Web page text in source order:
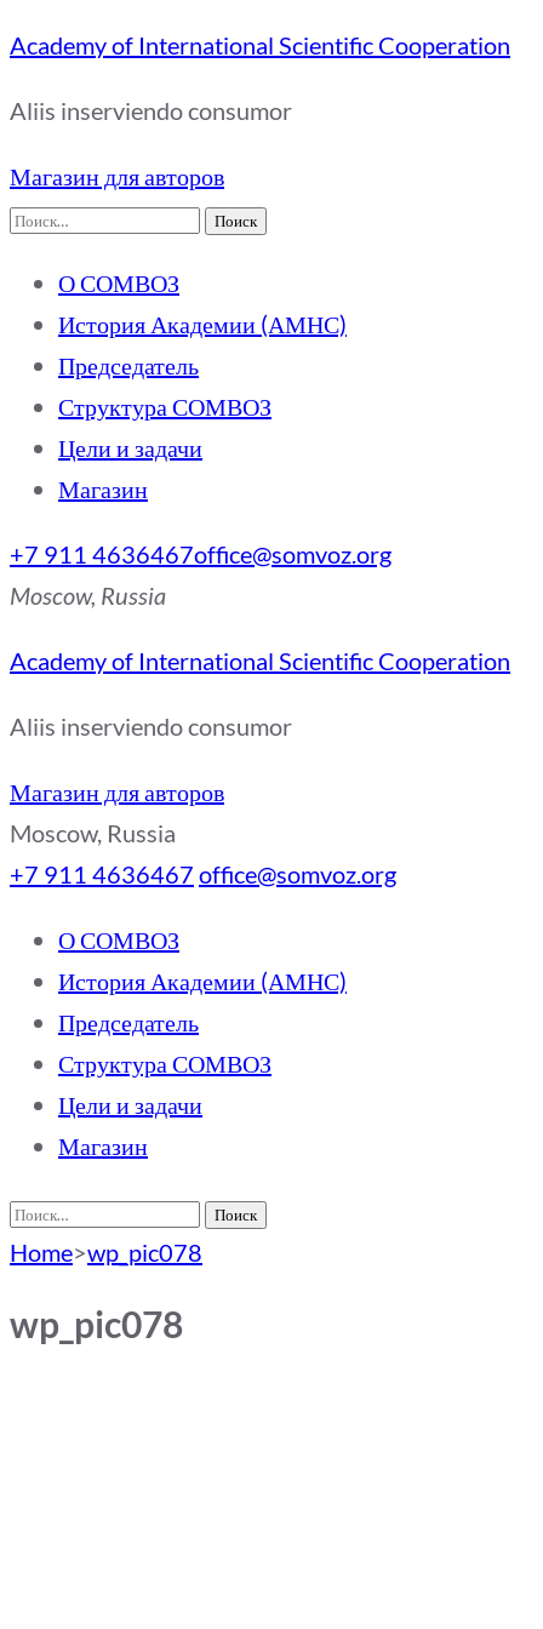
Academy of International Scientific Cooperation
Aliis inserviendo consumor
Магазин для авторов
Найти:
О СОМВОЗ
История Академии (АМНС)
Председатель
Структура СОМВОЗ
Цели и задачи
Магазин
+7 911 4636467office@somvoz.org
Moscow, Russia
Academy of International Scientific Cooperation
Aliis inserviendo consumor
Магазин для авторов
Moscow, Russia
+7 911 4636467 office@somvoz.org
О СОМВОЗ
История Академии (АМНС)
Председатель
Структура СОМВОЗ
Цели и задачи
Магазин
Найти:
Home>wp_pic078
wp_pic078